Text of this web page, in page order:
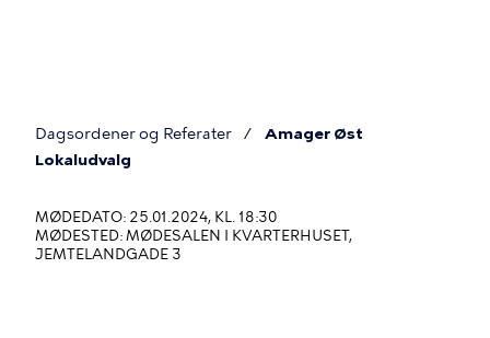
Du
her
Dagsordener og Referater
Amager Øst
Lokaludvalg
MØDEDATO: 25.01.2024, KL. 18:30
MØDESTED: MØDESALEN I KVARTERHUSET,
JEMTELANDGADE 3